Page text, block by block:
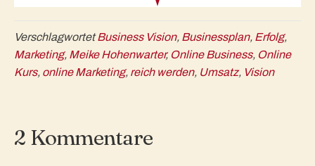
VerschlagwortetBusiness Vision, Businessplan, Erfolg,
Marketing, Meike Hohenwarter, Online Business, Online
Kurs, online Marketing, reich werden, Umsatz, Vision
2 Kommentare